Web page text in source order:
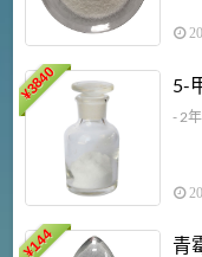
¥
3840 5-
- 2
¥
144 青